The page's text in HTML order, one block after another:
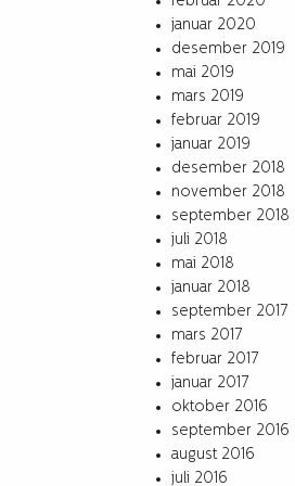
januar 2020
desember 2019
mai 2019
mars 2019
februar 2019
januar 2019
desember 2018
november 2018
september 2018
juli 2018
mai 2018
januar 2018
september 2017
mars 2017
februar 2017
januar 2017
oktober 2016
september 2016
august 2016
juli 2016